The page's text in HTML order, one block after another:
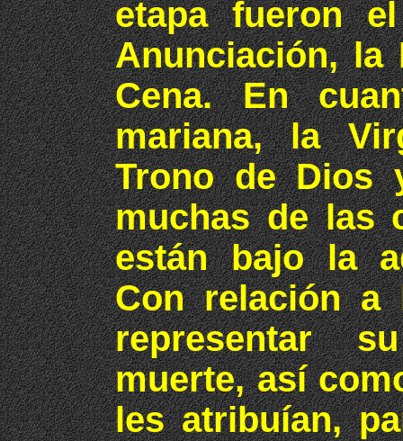
etapa fueron
Anunciación, la
Cena. En
mariana, la
Trono de Dios
muchas de las
están bajo la
Con relación a
representar
muerte, así
les atribuían,